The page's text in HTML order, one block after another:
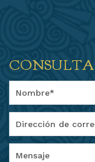
CONSULTA